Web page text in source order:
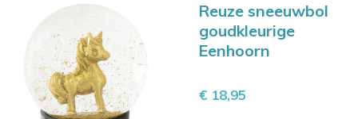
Reuze sneeuwbol
goudkleurige
Eenhoorn
€ 18,95